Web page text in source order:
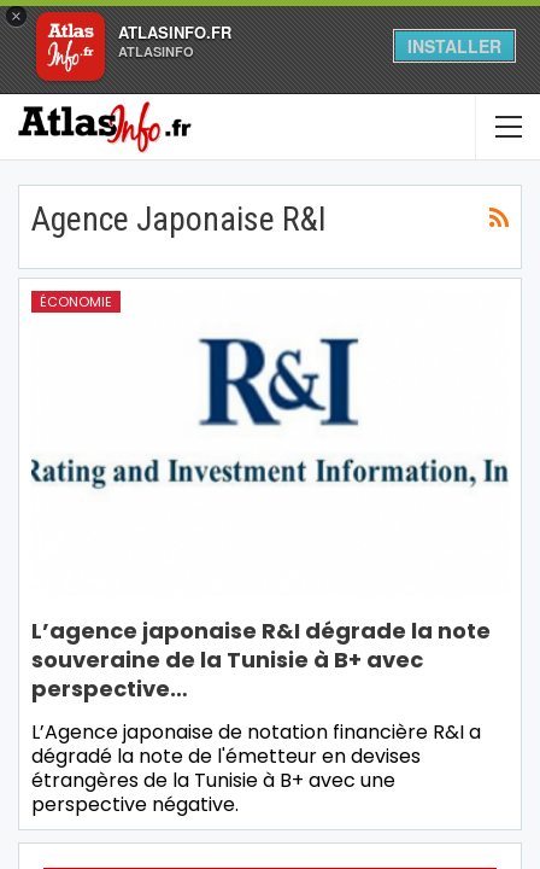
×
ATLASINFO.FR
ATLASINFO INSTALLER
Agence Japonaise R&I
ÉCONOMIE
L’agence japonaise R&I dégrade la note
souveraine de la Tunisie à B+ avec
perspective…
L’Agence japonaise de notation financière R&I a
dégradé la note de l'émetteur en devises
étrangères de la Tunisie à B+ avec une
perspective négative.